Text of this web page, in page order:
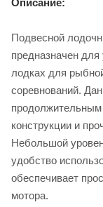
Описание:
Подвесной
предназначен для
лодках для
соревнований.
конструкции и
Небольшой
удобство
обеспечивает
мотора.